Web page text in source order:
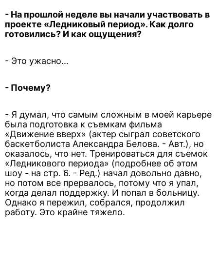
- На прошлой неделе вы начали участвовать в
проекте «Ледниковый период». Как долго
готовились? И как ощущения?
- Это ужасно...
- Почему?
- Я думал, что самым сложным в моей карьере
была подготовка к съемкам фильма
«Движение вверх» (актер сыграл советского
баскетболиста Александра Белова. - Авт.), но
оказалось, что нет. Тренироваться для съемок
«Ледникового периода» (подробнее об этом
шоу - на стр. 6. - Ред.) начал довольно давно,
но потом все прервалось, потому что я упал,
когда делал поддержку. И попал в больницу.
Однако я пережил, собрался, продолжил
работу. Это крайне тяжело.